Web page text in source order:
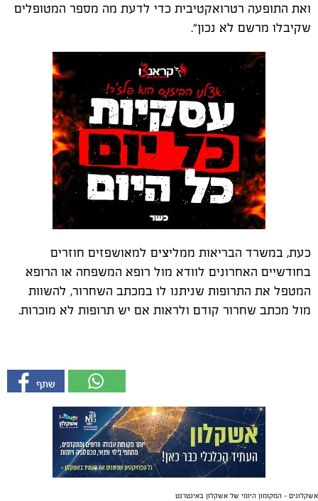
ואת התופעה רטרואקטיבית כדי לדעת מה מספר המטופלים
שקיבלו מרשם לא נכון".
כעת, במשרד הבריאות ממליצים למאושפזים חוזרים
בחודשיים האחרונים לוודא מול רופא המשפחה או הרופא
המטפל את התרופות שניתנו לו במכתב השחרור, להשוות
מול מכתב שחרור קודם ולראות אם יש תרופות לא מוכרות.
אשקלונים - המקומון היומי של אשקלון באינטרנט